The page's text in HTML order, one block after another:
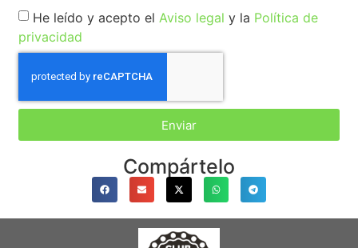
He leído y acepto el Aviso legal y la Política de
privacidad
Enviar
Compártelo